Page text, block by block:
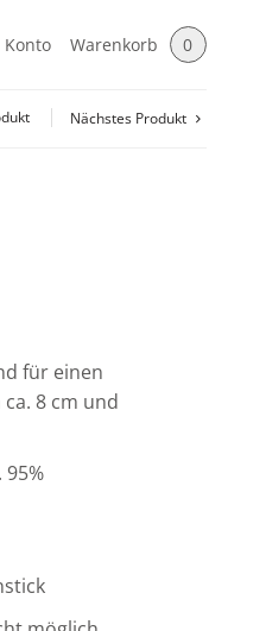
Konto Warenkorb 0
Nächstes Produkt
für einen
8 cm und